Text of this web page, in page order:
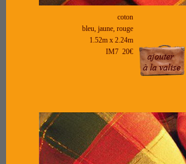
coton
bleu, jaune, rouge
1.52m x 2.24m
IM7 20€